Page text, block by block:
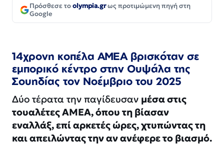
Πρόσθεσε τοolympia.grως προτιμώμενη πηγή στη
Google
14χρονη κοπέλα ΑΜΕΑ βρισκόταν σε
εμπορικό κέντρο στην Ουψάλα της
Σουηδίας τον Νοέμβριο του 2025
Δύο τέρατα την παγίδευσαν μέσα στις
τουαλέτες ΑΜΕΑ, όπου τη βίασαν
εναλλάξ, επί αρκετές ώρες, χτυπώντας τη
και απειλώντας την αν ανέφερε το βιασμό.